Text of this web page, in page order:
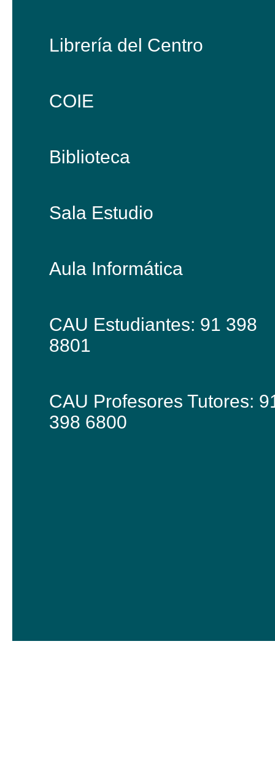
Librería del Centro
COIE
Biblioteca
Sala Estudio
Aula Informática
CAU Estudiantes: 91 398
8801
CAU Profesores Tutores:
398 6800